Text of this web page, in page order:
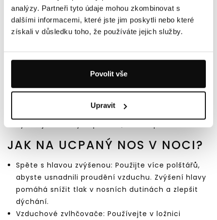
analýzy. Partneři tyto údaje mohou zkombinovat s
dalšími informacemi, které jste jim poskytli nebo které
získali v důsledku toho, že používáte jejich služby.
Povolit vše
Upravit
uvolnění hlenů a zmírnění dýchacích potíží.
Jemně masírujte prsty na nohou, zejména v
oblasti palců. Reflexologie předpokládá, že tato
oblast je spojena s hlavou a dutinami. Střed
chodidla je spojován s hrudníkem a plícemi, takže
jemné masírování této oblasti pomůže uvolnit
dýchání. Na masáž můžete použít malé množství
dětského oleje nebo kokosového oleje. Masírujte
reaguje. Pokud se mu to nelíbí nebo pokud
JAK NA UCPANÝ NOS V NOCI?
Spěte s hlavou zvýšenou: Použijte více polštářů,
abyste usnadnili proudění vzduchu. Zvýšení hlavy
pomáhá snížit tlak v nosních dutinách a zlepšit
dýchání.
Vzduchové zvlhčovače: Používejte v ložnici